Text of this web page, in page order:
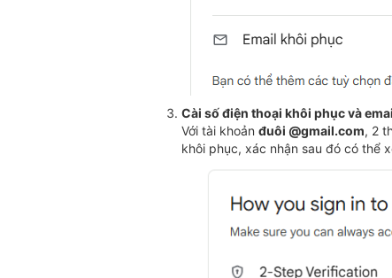
Cài số điện thoại khôi phục và
Với tài khoản đuôi @gmail.com, 2
khôi phục, xác nhận sau đó có thể